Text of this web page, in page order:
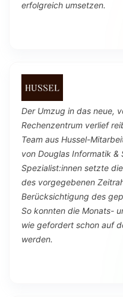
erfolgreich umsetzen.
Der Umzug in das neue,
Rechenzentrum verlief
Team aus Hussel-
von Douglas Informatik
Spezialist:innen setzte
des vorgegebenen
Berücksichtigung des
So konnten die Monats-
wie gefordert schon auf
werden.